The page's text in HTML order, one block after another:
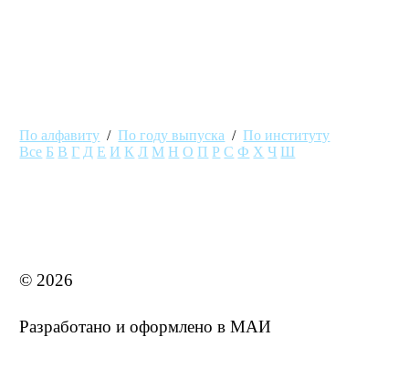
По алфавиту /По году выпуска /По институту
Все Б В Г Д Е И К Л М Н О П Р С Ф Х Ч Ш
© 2026
Разработано и оформлено в МАИ